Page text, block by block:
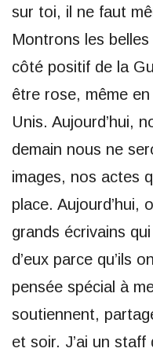
sur toi, il ne faut
Montrons les
côté positif de la
être rose, même
Unis. Aujourd’hui,
demain nous ne
images, nos actes
place. Aujourd’hui,
grands écrivains
d’eux parce qu’ils
pensée spécial à
soutiennent,
et soir. J’ai un staff